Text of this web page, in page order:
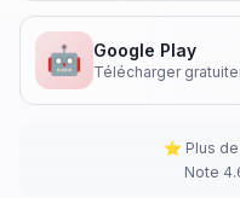
🤖 Google Play
Télécharger
⭐ Plus
Note